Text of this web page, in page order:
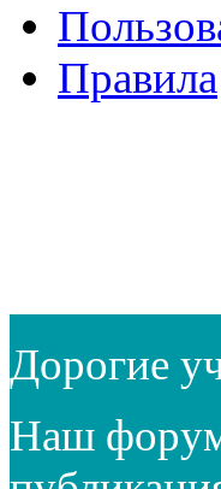
Правила
Дорогие
Наш форум